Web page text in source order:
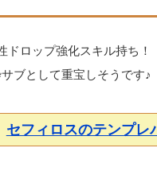
ドロップ強化スキル持ち！
ブとして重宝しそうです♪
セフィロスのテンプレ